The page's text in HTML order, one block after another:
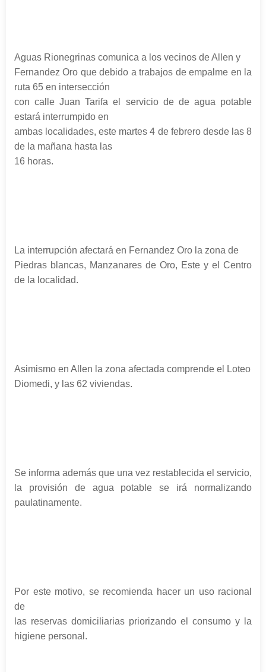
Aguas Rionegrinas comunica a los vecinos de Allen y
Fernandez Oro que debido a trabajos de empalme en la
ruta 65 en intersección
con calle Juan Tarifa el servicio de de agua potable
estará interrumpido en
ambas localidades, este martes 4 de febrero desde las 8
de la mañana hasta las
16 horas.
La interrupción afectará en Fernandez Oro la zona de
Piedras blancas, Manzanares de Oro, Este y el Centro
de la localidad.
Asimismo en Allen la zona afectada comprende el Loteo
Diomedi, y las 62 viviendas.
Se informa además que una vez restablecida el servicio,
la provisión de agua potable se irá normalizando
paulatinamente.
Por este motivo, se recomienda hacer un uso racional
de
las reservas domiciliarias priorizando el consumo y la
higiene personal.